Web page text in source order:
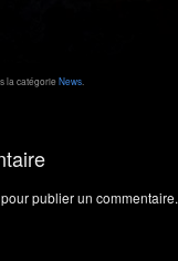
la catégorie News
pour publier un commentaire.